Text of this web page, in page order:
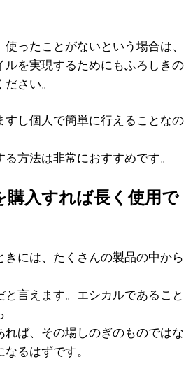
ったことがないという場合は、
ルを実現するためにもふろしきの
さい。
すし個人で簡単に行えることなの
方法は非常におすすめです。
購入すれば長く使用で
には、たくさんの製品の中から
言えます。エシカルであること
ば、その場しのぎのものではな
るはずです。